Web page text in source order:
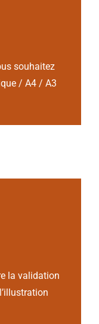
souhaitez
/ A4 / A3
la validation